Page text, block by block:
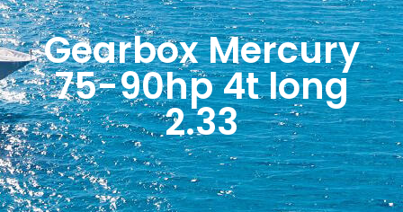
Gearbox Mercury
75-90hp 4t long
2.33